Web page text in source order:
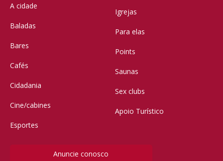
A cidade
Baladas
Bares
Cafés
Cidadania
Cine/cabines
Esportes
Igrejas
Para elas
Points
Saunas
Sex clubs
Apoio Turístico
Anuncie conosco